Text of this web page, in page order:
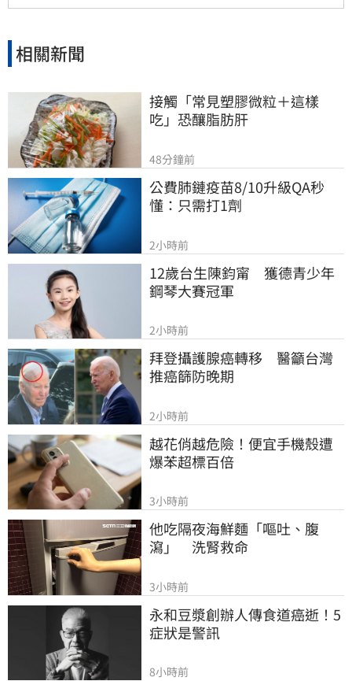
相關新聞
接觸「常見塑膠微粒＋這樣
吃」恐釀脂肪肝
48分鐘前
公費肺鏈疫苗8/10升級QA秒
懂：只需打1劑
2小時前
12歲台生陳鈞甯　獲德青少年
鋼琴大賽冠軍
2小時前
拜登攝護腺癌轉移　醫籲台灣
推癌篩防晚期
2小時前
越花俏越危險！便宜手機殼遭
爆苯超標百倍
3小時前
他吃隔夜海鮮麵「嘔吐、腹
瀉」　洗腎救命
3小時前
永和豆漿創辦人傳食道癌逝！5
症狀是警訊
8小時前